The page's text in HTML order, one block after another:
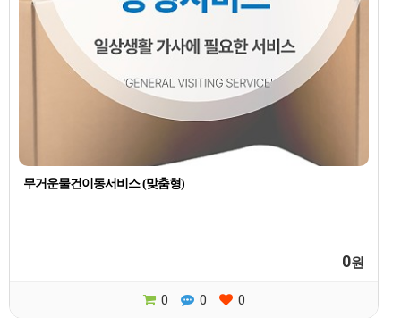
무거운물건이동서비스 (맞춤형)
0원
0 0 0